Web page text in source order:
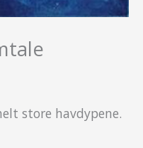
store havdypene.